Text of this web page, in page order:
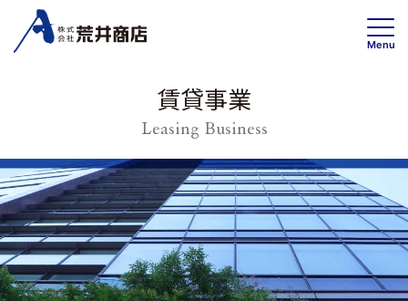
Menu
投資・開発 /不動産ソリューション事業
高齢者住宅事業
会社情報
トップメッセージ
賃貸事業
Leasing Business